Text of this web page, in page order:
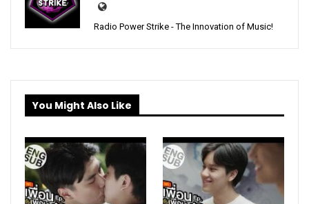
Radio Power Strike - The Innovation of Music!
You Might Also Like